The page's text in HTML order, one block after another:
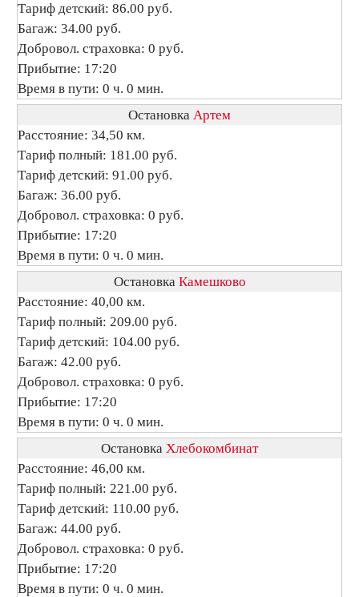
Тариф детский: 86.00 руб.
Багаж: 34.00 руб.
Добровол. страховка: 0 руб.
Прибытие: 17:20
Время в пути: 0 ч. 0 мин.
Остановка Артем
Расстояние: 34,50 км.
Тариф полный: 181.00 руб.
Тариф детский: 91.00 руб.
Багаж: 36.00 руб.
Добровол. страховка: 0 руб.
Прибытие: 17:20
Время в пути: 0 ч. 0 мин.
Остановка Камешково
Расстояние: 40,00 км.
Тариф полный: 209.00 руб.
Тариф детский: 104.00 руб.
Багаж: 42.00 руб.
Добровол. страховка: 0 руб.
Прибытие: 17:20
Время в пути: 0 ч. 0 мин.
Остановка Хлебокомбинат
Расстояние: 46,00 км.
Тариф полный: 221.00 руб.
Тариф детский: 110.00 руб.
Багаж: 44.00 руб.
Добровол. страховка: 0 руб.
Прибытие: 17:20
Время в пути: 0 ч. 0 мин.